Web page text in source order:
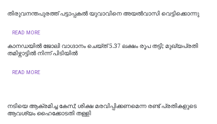
തിരുവനന്തപുരത്ത് പട്ടാപ്പകൽ യുവാവിനെ അയൽവാസി വെട്ടിക്കൊന്നു
READ MORE
കാനഡയിൽ ജോലി വാഗ്ദാനം ചെയ്ത് 5.37 ലക്ഷം രൂപ തട്ടി; മുഖ്യപ്രതി
തമിഴ്നാട്ടിൽ നിന്ന് പിടിയിൽ
READ MORE
നടിയെ ആക്രമിച്ച കേസ്; ശിക്ഷ മരവിപ്പിക്കണമെന്ന രണ്ട് പ്രതികളുടെ
ആവശ്യം ഹൈക്കോടതി തള്ളി